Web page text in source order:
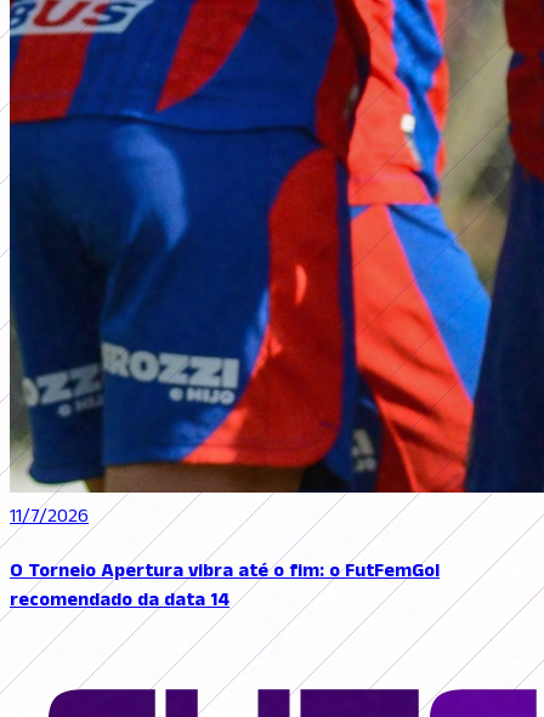
11/7/2026
O Torneio Apertura vibra até o fim: o FutFemGol
recomendado da data 14